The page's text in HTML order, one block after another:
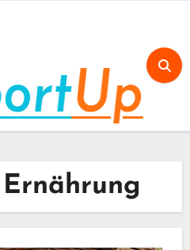
Ernährung